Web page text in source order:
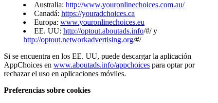
Australia: http://www.youronlinechoices.com.au/
Canadá: https://youradchoices.ca
Europa: www.youronlinechoices.eu
EE. UU: http://optout.aboutads.info/#/ y
http://optout.networkadvertising.org/#/
Si se encuentra en los EE. UU, puede descargar la aplicación
AppChoices en www.aboutads.info/appchoices para optar por
rechazar el uso en aplicaciones móviles.
Preferencias sobre cookies